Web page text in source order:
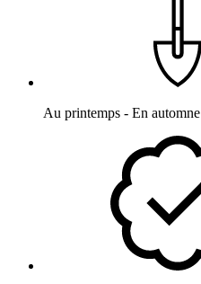
Au printemps - En automne